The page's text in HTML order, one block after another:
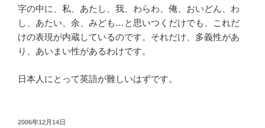
字の中に、私、あたし、我、わらわ、俺、おいどん、わ
し、あたい、余、みども…と思いつくだけでも、これだ
けの表現が内蔵しているのです。それだけ、多義性があ
り、あいまい性があるわけです。
日本人にとって英語が難しいはずです。
投
2006年12月14日